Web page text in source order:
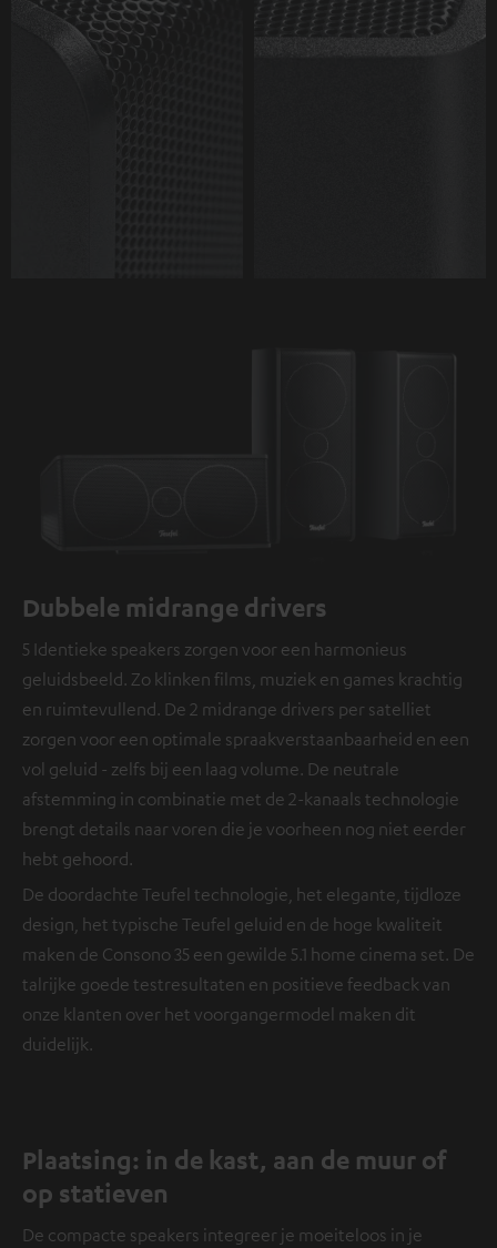
Dubbele midrange drivers
5 Identieke speakers zorgen voor een harmonieus
geluidsbeeld. Zo klinken films, muziek en games krachtig
en ruimtevullend. De 2 midrange drivers per satelliet
zorgen voor een optimale spraakverstaanbaarheid en een
vol geluid - zelfs bij een laag volume. De neutrale
afstemming in combinatie met de 2-kanaals technologie
brengt details naar voren die je voorheen nog niet eerder
hebt gehoord.
De doordachte Teufel technologie, het elegante, tijdloze
design, het typische Teufel geluid en de hoge kwaliteit
maken de Consono 35 een gewilde 5.1 home cinema set. De
talrijke goede testresultaten en positieve feedback van
onze klanten over het voorgangermodel maken dit
duidelijk.
Plaatsing: in de kast, aan de muur of
op statieven
De compacte speakers integreer je moeiteloos in je